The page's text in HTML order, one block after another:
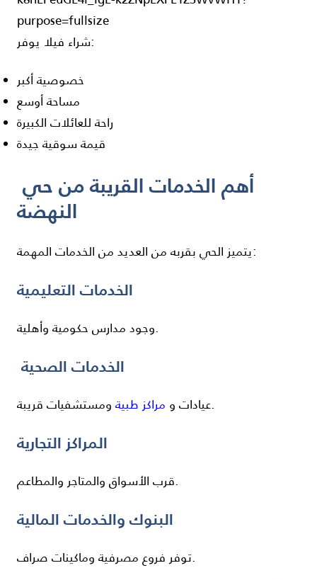
شراء فيلا يوفر:
خصوصية أكبر
مساحة أوسع
راحة للعائلات الكبيرة
قيمة سوقية جيدة
أهم الخدمات القريبة من حي
النهضة
يتميز الحي بقربه من العديد من الخدمات المهمة:
الخدمات التعليمية
وجود مدارس حكومية وأهلية.
الخدمات الصحية
عيادات و مراكز طبية ومستشفيات قريبة.
المراكز التجارية
قرب الأسواق والمتاجر والمطاعم.
البنوك والخدمات المالية
توفر فروع مصرفية وماكينات صراف.